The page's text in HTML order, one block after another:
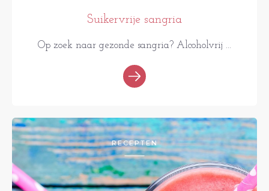
Suikervrije sangria
Op zoek naar gezonde sangria? Alcoholvrij ...
RECEPTEN